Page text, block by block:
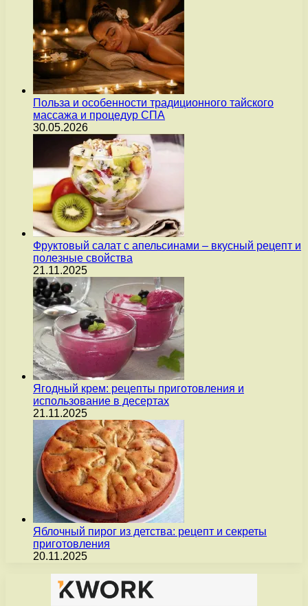
Польза и особенности традиционного тайского
массажа и процедур СПА
30.05.2026
Фруктовый салат с апельсинами – вкусный рецепт и
полезные свойства
21.11.2025
Ягодный крем: рецепты приготовления и
использование в десертах
21.11.2025
Яблочный пирог из детства: рецепт и секреты
приготовления
20.11.2025